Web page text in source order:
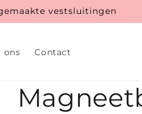
vestsluitingen
ons Contact